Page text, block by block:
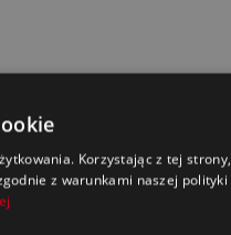
Korzystając z tej strony,
z warunkami naszej polityki